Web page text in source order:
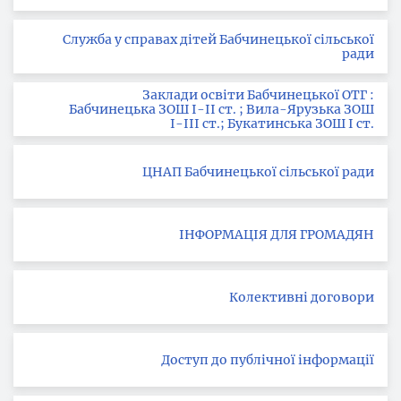
Служба у справах дітей Бабчинецької сільської
ради
Заклади освіти Бабчинецької ОТГ :
Бабчинецька ЗОШ І-ІІ ст. ; Вила-Ярузька ЗОШ
І-ІІІ ст.; Букатинська ЗОШ І ст.
ЦНАП Бабчинецької сільської ради
ІНФОРМАЦІЯ ДЛЯ ГРОМАДЯН
Колективні договори
Доступ до публічної інформації